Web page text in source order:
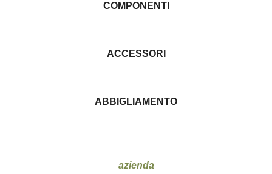
COMPONENTI
ACCESSORI
ABBIGLIAMENTO
azienda